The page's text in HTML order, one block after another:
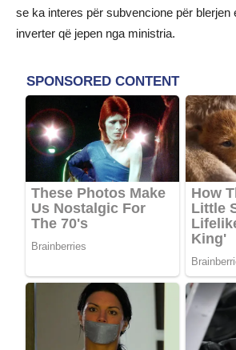
se ka interes për subvencione për blerjen
inverter që jepen nga ministria.